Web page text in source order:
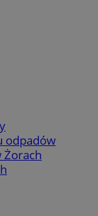
odpadów
Żorach